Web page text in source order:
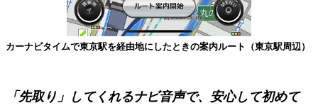
カーナビタイムで東京駅を経由地にしたときの案内ルート（東京駅周辺）
「先取り」してくれるナビ音声で、安心して初めて